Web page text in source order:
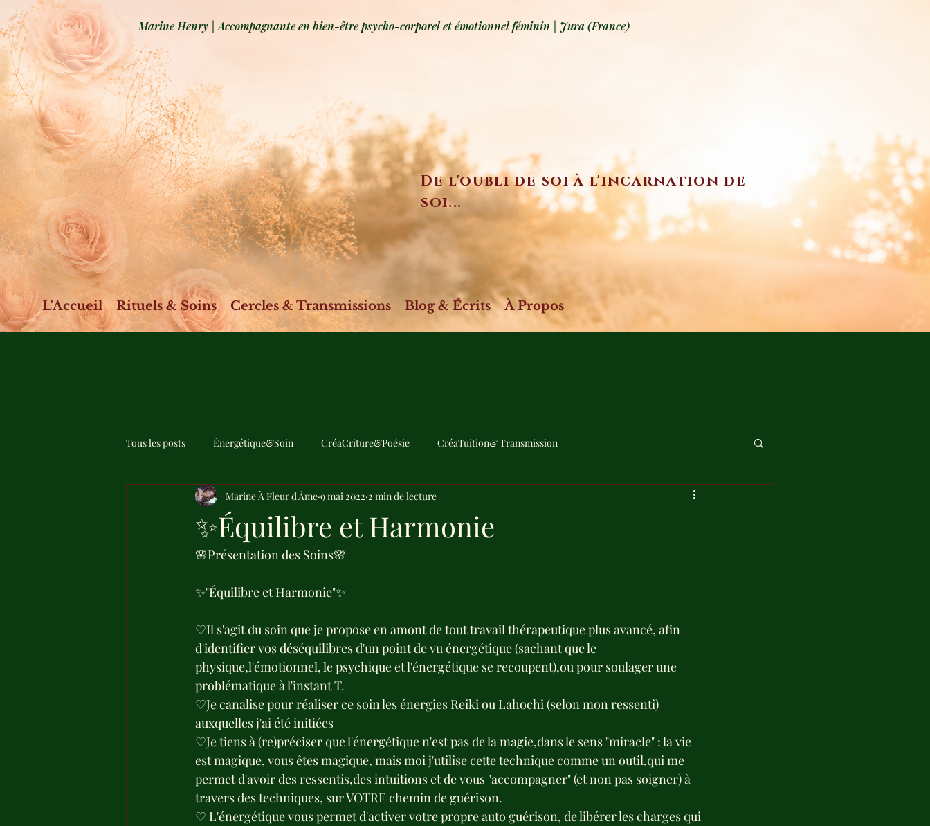
Marine Henry | Accompagnante en bien-être psycho-corporel et émotionnel féminin | Jura (France)
De l'oubli de soi à l'incarnation de
soi...
L'Accueil Rituels & Soins Cercles & Transmissions Blog & Écrits À Propos
Tous les posts Énergétique&Soin CréaCriture&Poésie CréaTuition& Transmission
✨Équilibre et Harmonie
Marine À Fleur d'Âme 9 mai 2022 2 min de lecture
🌸Présentation des Soins🌸
✨"Équilibre et Harmonie"✨
♡Il s'agit du soin que je propose en amont de tout travail thérapeutique plus avancé, afin
d'identifier vos déséquilibres d'un point de vu énergétique (sachant que le
physique,l'émotionnel, le psychique et l'énergétique se recoupent),ou pour soulager une
problématique à l'instant T.
♡Je canalise pour réaliser ce soin les énergies Reiki ou Lahochi (selon mon ressenti)
auxquelles j'ai été initiées
♡Je tiens à (re)préciser que l'énergétique n'est pas de la magie,dans le sens "miracle" : la vie
est magique, vous êtes magique, mais moi j'utilise cette technique comme un outil,qui me
permet d'avoir des ressentis,des intuitions et de vous "accompagner" (et non pas soigner) à
travers des techniques, sur VOTRE chemin de guérison.
♡ L'énergétique vous permet d'activer votre propre auto guérison, de libérer les charges qui